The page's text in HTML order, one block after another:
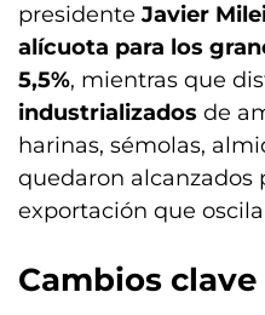
presidente Javier
alícuota para los
5,5%, mientras que
industrializados de
harinas, sémolas,
quedaron alcanzados
exportación que
Cambios